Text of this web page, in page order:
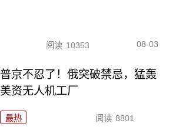
阅读 10353 08-03
普京不忍了！俄突破禁忌，猛轰
美资无人机工厂
最热 阅读 8801